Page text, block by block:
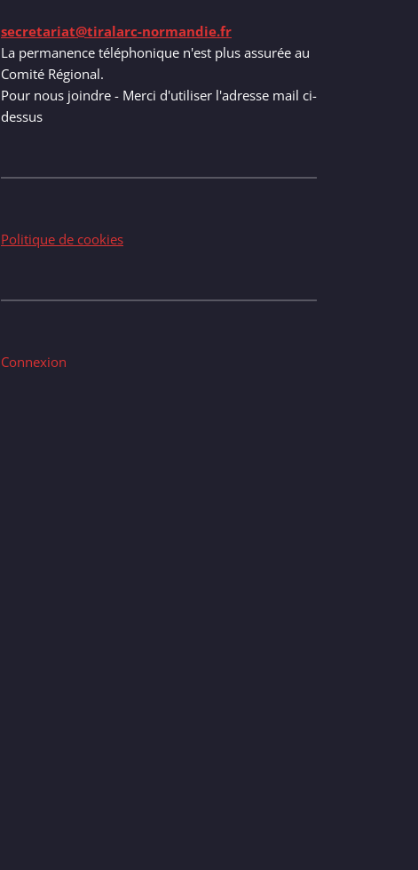
secretariat@tiralarc-normandie.fr
La permanence téléphonique n'est plus assurée au
Comité Régional.
Pour nous joindre - Merci d'utiliser l'adresse mail ci-
dessus
Politique de cookies
Connexion